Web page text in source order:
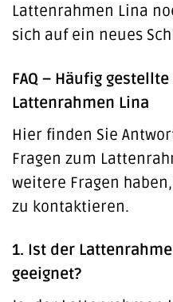
Lattenrahmen Lina
sich auf ein neues
FAQ – Häufig
Lattenrahmen Lina
Hier finden Sie
Fragen zum
weitere Fragen
zu kontaktieren.
1. Ist der
geeignet?